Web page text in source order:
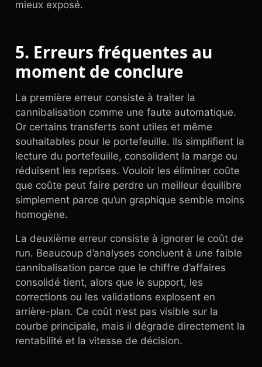
mieux exposé.
5. Erreurs fréquentes au
moment de conclure
La première erreur consiste à traiter la
cannibalisation comme une faute automatique.
Or certains transferts sont utiles et même
souhaitables pour le portefeuille. Ils simplifient la
lecture du portefeuille, consolident la marge ou
réduisent les reprises. Vouloir les éliminer coûte
que coûte peut faire perdre un meilleur équilibre
simplement parce qu’un graphique semble moins
homogène.
La deuxième erreur consiste à ignorer le coût de
run. Beaucoup d’analyses concluent à une faible
cannibalisation parce que le chiffre d’affaires
consolidé tient, alors que le support, les
corrections ou les validations explosent en
arrière-plan. Ce coût n’est pas visible sur la
courbe principale, mais il dégrade directement la
rentabilité et la vitesse de décision.